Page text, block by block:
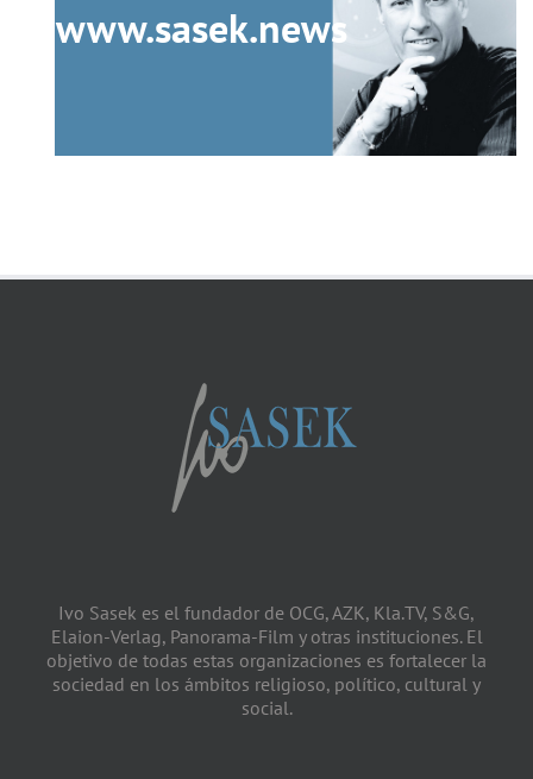
www.sasek.news
Ivo Sasek es el fundador de OCG, AZK, Kla.TV, S&G,
Elaion-Verlag, Panorama-Film y otras instituciones. El
objetivo de todas estas organizaciones es fortalecer la
sociedad en los ámbitos religioso, político, cultural y
social.